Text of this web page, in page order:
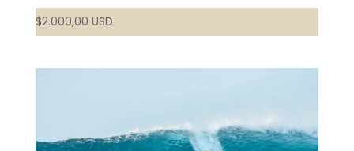
$2.000,00 USD